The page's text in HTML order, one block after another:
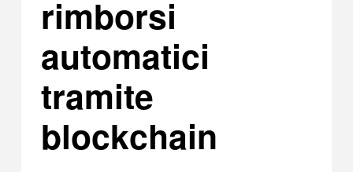
rimborsi
automatici
tramite
blockchain